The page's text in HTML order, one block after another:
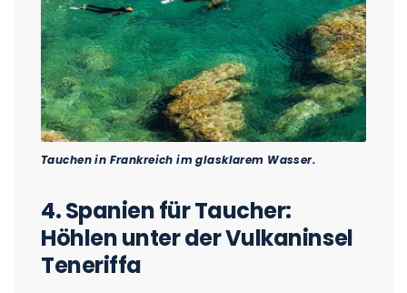
Tauchen in Frankreich im glasklarem Wasser.
4.Spanien für Taucher:
Höhlen unter der Vulkaninsel
Teneriffa